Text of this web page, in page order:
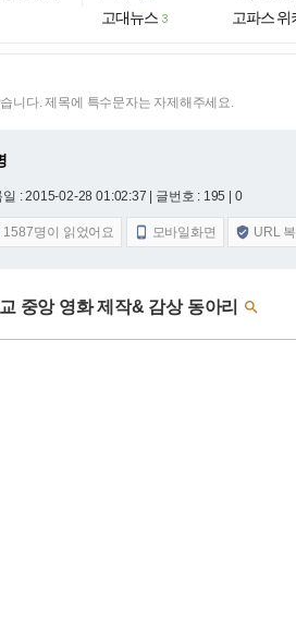
고대뉴스 3
고파스 위
니다. 제목에 특수문자는 자제해주세요.
일 : 2015-02-28 01:02:37 | 글번호 : 195 | 0
1587명이 읽었어요  모바일화면  URL
중앙 영화 제작& 감상 동아리 